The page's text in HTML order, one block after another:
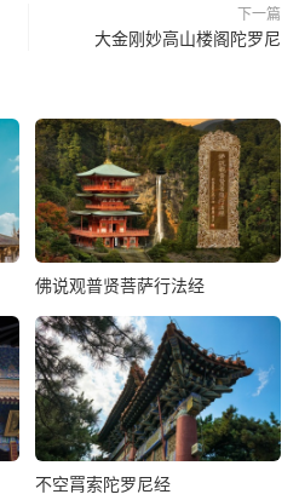
下一篇
大金刚妙高山楼阁陀罗尼
佛说观普贤菩萨行法经
不空罥索陀罗尼经